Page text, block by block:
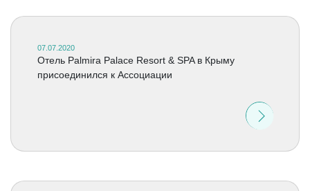
07.07.2020
Отель Palmira Palace Resort & SPA в Крыму
присоединился к Ассоциации